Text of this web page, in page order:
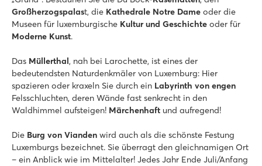
Großherzogspalast, die Kathedrale Notre Dame oder die
Museen für luxemburgische Kultur und Geschichte oder für
Moderne Kunst.
Das Müllerthal, nah bei Larochette, ist eines der
bedeutendsten Naturdenkmäler von Luxemburg: Hier
spazieren oder kraxeln Sie durch ein Labyrinth von engen
Felsschluchten, deren Wände fast senkrecht in den
Waldhimmel aufsteigen! Märchenhaft und aufregend!
Die Burg von Vianden wird auch als die schönste Festung
Luxemburgs bezeichnet. Sie überragt den gleichnamigen Ort
– ein Anblick wie im Mittelalter! Jedes Jahr Ende Juli/Anfang